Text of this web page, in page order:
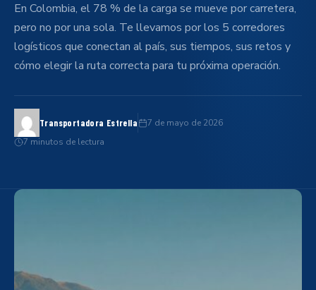
En Colombia, el 78 % de la carga se mueve por carretera,
pero no por una sola. Te llevamos por los 5 corredores
logísticos que conectan al país, sus tiempos, sus retos y
cómo elegir la ruta correcta para tu próxima operación.
Transportadora Estrella
7 de mayo de 2026
7 minutos de lectura